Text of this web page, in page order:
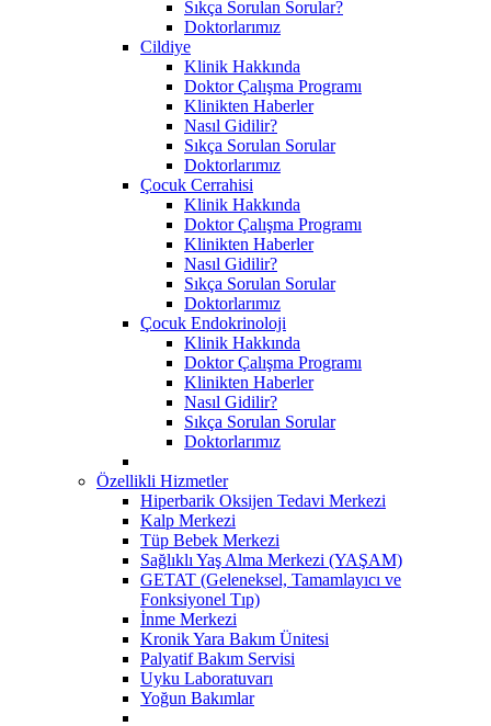
Sıkça Sorulan Sorular?
Doktorlarımız
Cildiye
Klinik Hakkında
Doktor Çalışma Programı
Klinikten Haberler
Nasıl Gidilir?
Sıkça Sorulan Sorular
Doktorlarımız
Çocuk Cerrahisi
Klinik Hakkında
Doktor Çalışma Programı
Klinikten Haberler
Nasıl Gidilir?
Sıkça Sorulan Sorular
Doktorlarımız
Çocuk Endokrinoloji
Klinik Hakkında
Doktor Çalışma Programı
Klinikten Haberler
Nasıl Gidilir?
Sıkça Sorulan Sorular
Doktorlarımız
Özellikli Hizmetler
Hiperbarik Oksijen Tedavi Merkezi
Kalp Merkezi
Tüp Bebek Merkezi
Sağlıklı Yaş Alma Merkezi (YAŞAM)
GETAT (Geleneksel, Tamamlayıcı ve
Fonksiyonel Tıp)
İnme Merkezi
Kronik Yara Bakım Ünitesi
Palyatif Bakım Servisi
Uyku Laboratuvarı
Yoğun Bakımlar